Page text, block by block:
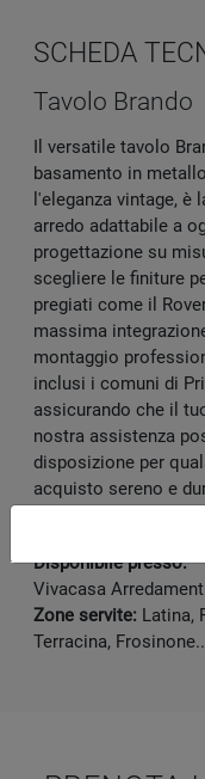
SCHEDA
Tavolo Brando
Il versatile tavolo
basamento in
l'eleganza vintage, è
arredo adattabile a
progettazione su
scegliere le finiture
pregiati come il
massima
montaggio
inclusi i comuni di
assicurando che il
nostra assistenza
disposizione per
acquisto sereno e
Disponibile presso:
Vivacasa
Zone servite: Latina,
Terracina,